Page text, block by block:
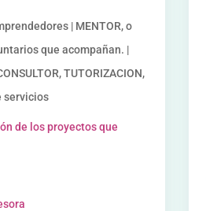
| MENTOR, o
que acompañan. |
TUTORIZACION,
servicios
de los proyectos que